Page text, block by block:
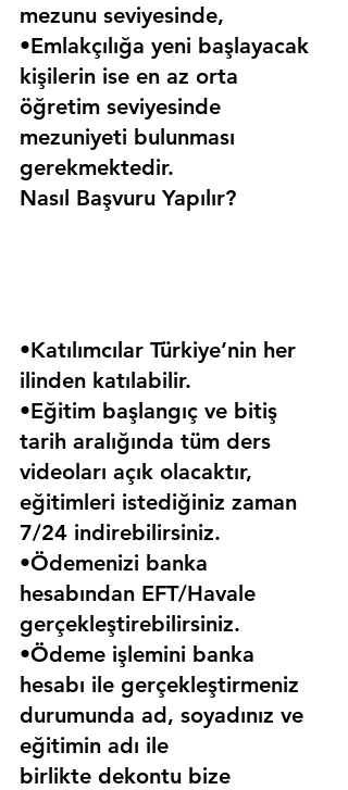
mezunu seviyesinde,
•Emlakçılığa yeni başlayacak
kişilerin ise en az orta
öğretim seviyesinde
mezuniyeti bulunması
gerekmektedir.
Nasıl Başvuru Yapılır?
•Katılımcılar Türkiye’nin her
ilinden katılabilir.
•Eğitim başlangıç ve bitiş
tarih aralığında tüm ders
videoları açık olacaktır,
eğitimleri istediğiniz zaman
7/24 indirebilirsiniz.
•Ödemenizi banka
hesabından EFT/Havale
gerçekleştirebilirsiniz.
•Ödeme işlemini banka
hesabı ile gerçekleştirmeniz
durumunda ad, soyadınız ve
eğitimin adı ile
birlikte dekontu bize